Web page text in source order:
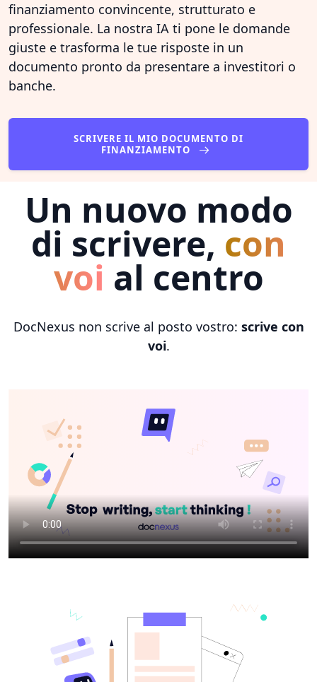
finanziamento convincente, strutturato e
professionale. La nostra IA ti pone le domande
giuste e trasforma le tue risposte in un
documento pronto da presentare a investitori o
banche.
SCRIVERE IL MIO DOCUMENTO DI
FINANZIAMENTO
Un nuovo modo
di scrivere, con
voi al centro
DocNexus non scrive al posto vostro: scrive con
voi.